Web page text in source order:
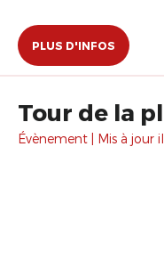
PLUS D'INFOS
Tour de la
Évènement | Mis à jour